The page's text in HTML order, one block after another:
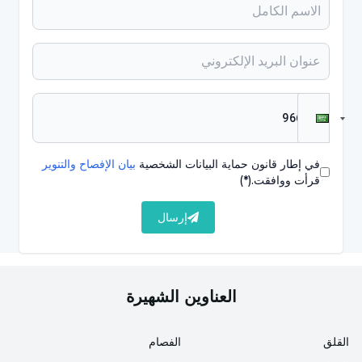
وقت تناول الطعام هو المهم وليس العناصر الغذائية. هناك
عدة أشكال مختلفة. على سبيل المثال، يصوم الشخص لمدة
16 ساعة ثم يأكل فقط خلال فترة 8 ساعات. هذا هو الشكل
الأكثر شيوعًا من حمية الصيام المتقطع، والمعروف باسم
أو مرتين في الأسبوع، عدم تناول أي شيء من العشاء في
- هناك أيضًا بعض الأدلة على أن نظام الصيام المتقطع يمكن
في إطار قانون حماية البيانات الشخصية بيان الإفصاح والتنوير
قرأت ووافقت.(*)
إرسال
العناوين الشهيرة
القلق
الفصام